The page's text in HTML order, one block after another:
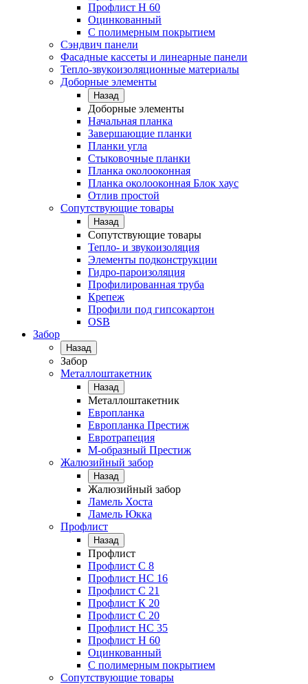
Профлист Н 60
Оцинкованный
С полимерным покрытием
Сэндвич панели
Фасадные кассеты и линеарные панели
Тепло-звукоизоляционные материалы
Доборные элементы
Назад
Доборные элементы
Начальная планка
Завершающие планки
Планки угла
Стыковочные планки
Планка околооконная
Планка околооконная Блок хаус
Отлив простой
Сопутствующие товары
Назад
Сопутствующие товары
Тепло- и звукоизоляция
Элементы подконструкции
Гидро-пароизоляция
Профилированная труба
Крепеж
Профили под гипсокартон
OSB
Забор
Назад
Забор
Металлоштакетник
Назад
Металлоштакетник
Европланка
Европланка Престиж
Евротрапеция
М-образный Престиж
Жалюзийный забор
Назад
Жалюзийный забор
Ламель Хоста
Ламель Юкка
Профлист
Назад
Профлист
Профлист С 8
Профлист НС 16
Профлист C 21
Профлист К 20
Профлист С 20
Профлист НС 35
Профлист Н 60
Оцинкованный
С полимерным покрытием
Сопутствующие товары